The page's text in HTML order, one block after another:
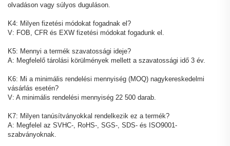
olvadáson vagy súlyos duguláson.
K4: Milyen fizetési módokat fogadnak el?
V: FOB, CFR és EXW fizetési módokat fogadunk el.
K5: Mennyi a termék szavatossági ideje?
A: Megfelelő tárolási körülmények mellett a szavatossági idő 3 év.
K6: Mi a minimális rendelési mennyiség (MOQ) nagykereskedelmi
vásárlás esetén?
V: A minimális rendelési mennyiség 22 500 darab.
K7: Milyen tanúsítványokkal rendelkezik ez a termék?
A: Megfelel az SVHC-, RoHS-, SGS-, SDS- és ISO9001-
szabványoknak.